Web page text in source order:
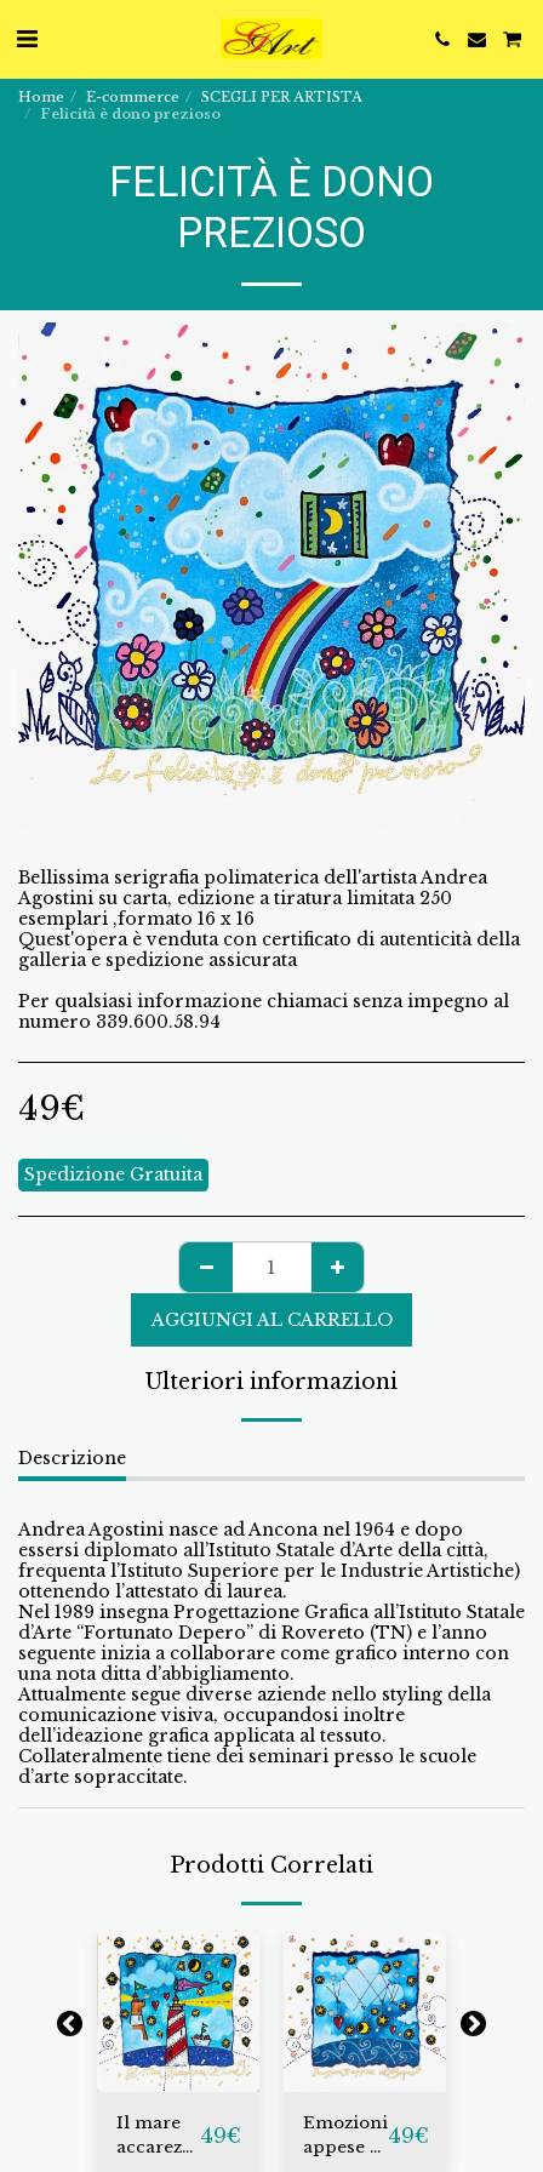
Home E-commerce
SCEGLI PER ARTISTA
Felicità è dono prezioso
FELICITÀ È DONO
PREZIOSO
Bellissima serigrafia polimaterica dell'artista Andrea
Agostini su carta, edizione a tiratura limitata 250
esemplari ,formato 16 x 16
Quest'opera è venduta con certificato di autenticità della
galleria e spedizione assicurata
Per qualsiasi informazione chiamaci senza impegno al
numero 339.600.58.94
49€
Spedizione Gratuita
AGGIUNGI AL CARRELLO
Ulteriori informazioni
Descrizione
Andrea Agostini nasce ad Ancona nel 1964 e dopo
essersi diplomato all’Istituto Statale d’Arte della città,
frequenta l’Istituto Superiore per le Industrie Artistiche)
ottenendo l’attestato di laurea.
Nel 1989 insegna Progettazione Grafica all’Istituto Statale
d’Arte “Fortunato Depero” di Rovereto (TN) e l’anno
seguente inizia a collaborare come grafico interno con
una nota ditta d’abbigliamento.
Attualmente segue diverse aziende nello styling della
comunicazione visiva, occupandosi inoltre
dell’ideazione grafica applicata al tessuto.
Collateralmente tiene dei seminari presso le scuole
d’arte sopraccitate.
Prodotti Correlati
Il mare
accarezza 49€
Emozioni
appese al 49€